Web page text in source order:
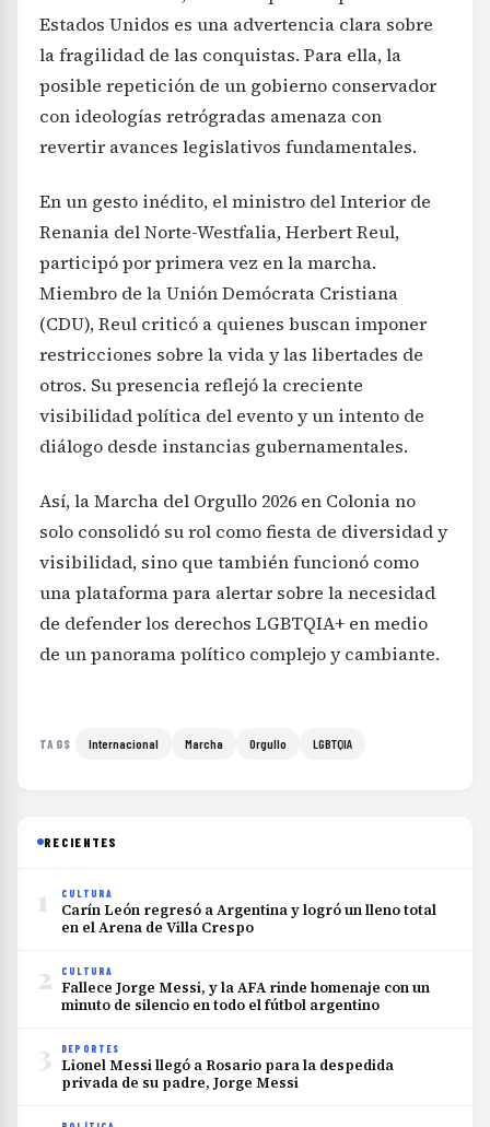
Estados Unidos es una advertencia clara sobre
la fragilidad de las conquistas. Para ella, la
posible repetición de un gobierno conservador
con ideologías retrógradas amenaza con
revertir avances legislativos fundamentales.
En un gesto inédito, el ministro del Interior de
Renania del Norte-Westfalia, Herbert Reul,
participó por primera vez en la marcha.
Miembro de la Unión Demócrata Cristiana
(CDU), Reul criticó a quienes buscan imponer
restricciones sobre la vida y las libertades de
otros. Su presencia reflejó la creciente
visibilidad política del evento y un intento de
diálogo desde instancias gubernamentales.
Así, la Marcha del Orgullo 2026 en Colonia no
solo consolidó su rol como fiesta de diversidad y
visibilidad, sino que también funcionó como
una plataforma para alertar sobre la necesidad
de defender los derechos LGBTQIA+ en medio
de un panorama político complejo y cambiante.
TAGS Internacional Marcha Orgullo LGBTQIA
RECIENTES
1 CULTURA
Carín León regresó a Argentina y logró un lleno total
en el Arena de Villa Crespo
2 CULTURA
Fallece Jorge Messi, y la AFA rinde homenaje con un
minuto de silencio en todo el fútbol argentino
3 DEPORTES
Lionel Messi llegó a Rosario para la despedida
privada de su padre, Jorge Messi